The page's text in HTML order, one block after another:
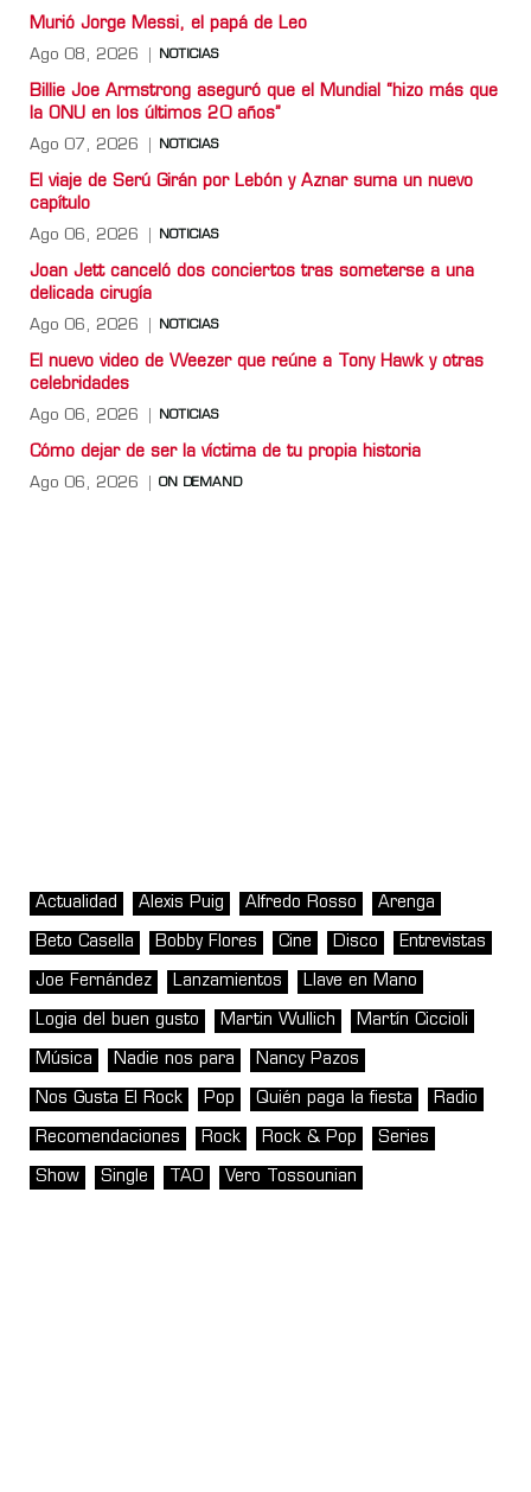
Murió Jorge Messi, el papá de Leo
Ago 08, 2026 NOTICIAS
Billie Joe Armstrong aseguró que el Mundial “hizo más que
la ONU en los últimos 20 años”
Ago 07, 2026 NOTICIAS
El viaje de Serú Girán por Lebón y Aznar suma un nuevo
capítulo
Ago 06, 2026 NOTICIAS
Joan Jett canceló dos conciertos tras someterse a una
delicada cirugía
Ago 06, 2026 NOTICIAS
El nuevo video de Weezer que reúne a Tony Hawk y otras
celebridades
Ago 06, 2026 NOTICIAS
Cómo dejar de ser la víctima de tu propia historia
Ago 06, 2026 ON DEMAND
Actualidad Alexis Puig Alfredo Rosso Arenga
Beto Casella Bobby Flores Cine Disco Entrevistas
Joe Fernández Lanzamientos Llave en Mano
Logia del buen gusto Martin Wullich Martín Ciccioli
Música Nadie nos para Nancy Pazos
Nos Gusta El Rock Pop Quién paga la fiesta Radio
Recomendaciones Rock Rock & Pop Series
Show Single TAO Vero Tossounian